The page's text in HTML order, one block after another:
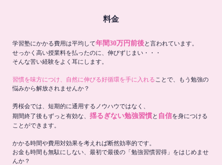
料金
学習塾にかかる費用は平均して年間30万円前後と言われています。
せっかく高い授業料を払ったのに、伸びずじまい・・・
そんな苦い経験をよく耳にします。
習慣を味方につけ、自然に伸びる好循環を手に入れる ことで、もう勉強の
悩みから解放されませんか？
秀桜会では、短期的に通用するノウハウではなく、
期間終了後もずっと有効な、 揺るぎない勉強習慣と 自信を身につける
ことができます。
かかる時間や費用対効果を考えれば断然効率的です。
お金も時間も無駄にしない、最初で最後の「勉強習慣習得」をはじめませ
んか？